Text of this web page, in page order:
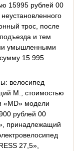
15995 рублей 00
трос, после
и тем
умышленными
15 995
велосипед
М., стоимостью
«MD» модели
рублей 00
принадлежащий
27,5»,